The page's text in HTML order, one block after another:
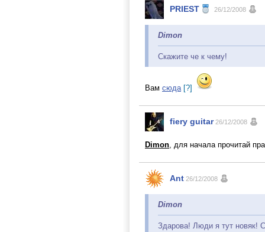
PRIEST 26/12/2008
Dimon
Скажите че к чему!
Вам сюда [?]
fiery guitar 26/12/2008
Dimon, для начала прочитай
Ant 26/12/2008
Dimon
Здарова! Люди я тут новяк!